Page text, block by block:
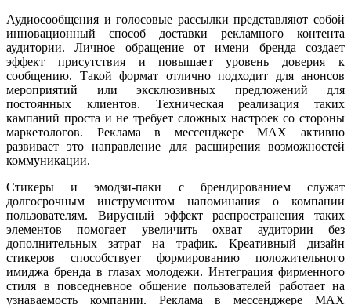
Аудиосообщения и голосовые рассылки представляют собой
инновационный способ доставки рекламного контента
аудитории. Личное обращение от имени бренда создает
эффект присутствия и повышает уровень доверия к
сообщению. Такой формат отлично подходит для анонсов
мероприятий или эксклюзивных предложений для
постоянных клиентов. Техническая реализация таких
кампаний проста и не требует сложных настроек со стороны
маркетологов. Реклама в мессенджере MAX активно
развивает это направление для расширения возможностей
коммуникации.
Стикеры и эмодзи-паки с брендированием служат
долгосрочным инструментом напоминания о компании
пользователям. Вирусный эффект распространения таких
элементов помогает увеличить охват аудитории без
дополнительных затрат на трафик. Креативный дизайн
стикеров способствует формированию положительного
имиджа бренда в глазах молодежи. Интеграция фирменного
стиля в повседневное общение пользователей работает на
узнаваемость компании. Реклама в мессенджере MAX